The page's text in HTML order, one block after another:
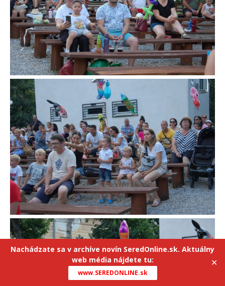
Nachádzate sa v archíve novín SeredOnline.sk. Aktuálny
web média nájdete tu:
www.SEREDONLINE.sk
✕